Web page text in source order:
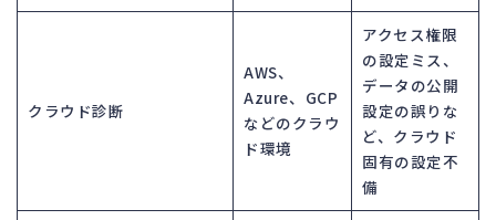
クラウド診断
AWS、
Azure、GCP
などのクラウ
ド環境
アクセス権限
の設定ミス、
データの公開
設定の誤りな
ど、クラウド
固有の設定不
備